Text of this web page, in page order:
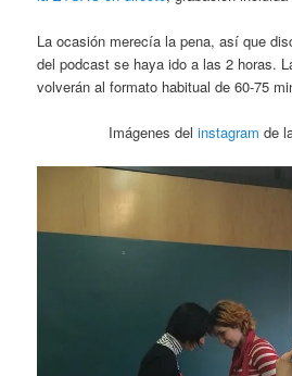
La ocasión merecía la pena, así que
del podcast se haya ido a las 2 horas.
volverán al formato habitual de 60-75
Imágenes del instagram de